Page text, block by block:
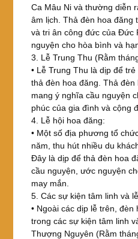
Ca Mâu Ni và thường diễn
âm lịch. Thả đèn hoa đăng
và tri ân công đức của Đức
nguyện cho hòa bình và
3. Lễ Trung Thu (Rằm
• Lễ Trung Thu là dịp để
thả đèn hoa đăng. Thả
mang ý nghĩa cầu nguyện
phúc của gia đình và cộng
4. Lễ hội hoa đăng:
• Một số địa phương tổ
năm, thu hút nhiều du
Đây là dịp để thả đèn hoa
cầu nguyện, ước nguyện
may mắn.
5. Các sự kiện tâm linh và
• Ngoài các dịp lễ trên,
trong các sự kiện tâm linh
Thượng Nguyên (Rằm